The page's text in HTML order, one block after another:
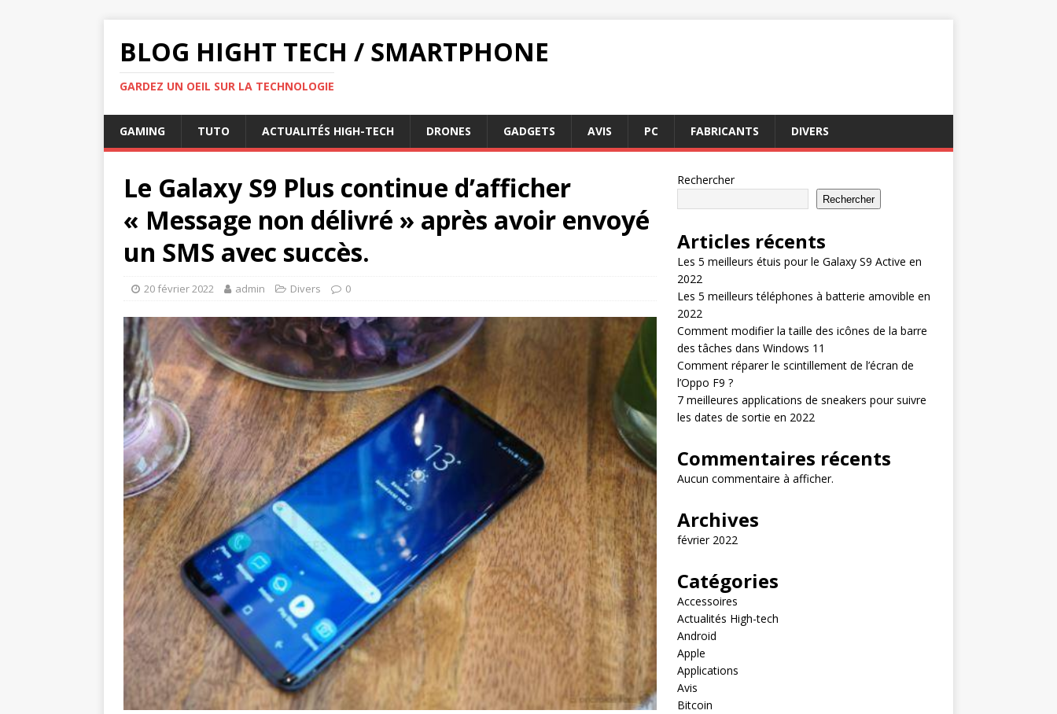
BLOG HIGHT TECH / SMARTPHONE
GARDEZ UN OEIL SUR LA TECHNOLOGIE
GAMING TUTO ACTUALITÉS HIGH-TECH DRONES GADGETS AVIS PC FABRICANTS DIVERS
Le Galaxy S9 Plus continue d’afficher
« Message non délivré » après avoir envoyé
un SMS avec succès.
20 février 2022 admin Divers 0
Rechercher
Rechercher
Articles récents
Les 5 meilleurs étuis pour le Galaxy S9 Active en
2022
Les 5 meilleurs téléphones à batterie amovible en
2022
Comment modifier la taille des icônes de la barre
des tâches dans Windows 11
Comment réparer le scintillement de l’écran de
l’Oppo F9 ?
7 meilleures applications de sneakers pour suivre
les dates de sortie en 2022
Commentaires récents
Aucun commentaire à afficher.
Archives
février 2022
Catégories
Accessoires
Actualités High-tech
Android
Apple
Applications
Avis
Bitcoin